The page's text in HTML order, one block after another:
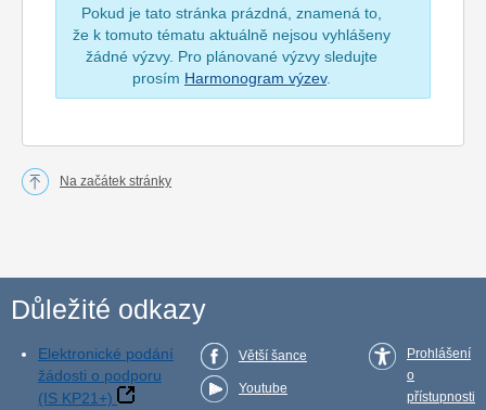
Pokud je tato stránka prázdná, znamená to,
že k tomuto tématu aktuálně nejsou vyhlášeny
žádné výzvy. Pro plánované výzvy sledujte
prosím Harmonogram výzev.
Na začátek stránky
Důležité odkazy
Elektronické podání
žádosti o podporu
(IS KP21+)
Větší šance
Youtube
Prohlášení
o
přístupnosti